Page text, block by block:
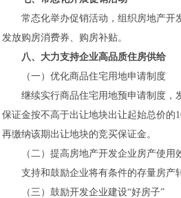
常态化举办促销活动，组织房地产开发
发放购房消费券、购房补贴。
八、大力支持企业高品质住房供给
（一）优化商品住宅用地申请制度
继续实行商品住宅用地预申请制度，发
保证金按不高于出让地块出让起始总价的
再缴纳该期出让地块的竞买保证金。
（二）提高房地产开发企业房产使用
支持和鼓励企业将有条件的存量房产转
（三）鼓励开发企业建设“好房子”